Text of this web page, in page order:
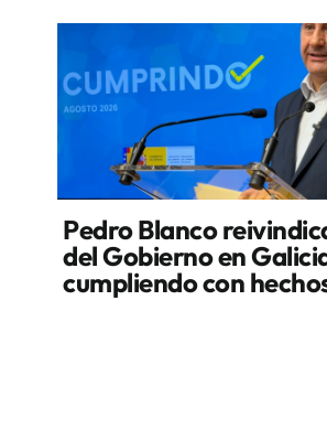
Pedro Blanco
del Gobierno en
cumpliendo con